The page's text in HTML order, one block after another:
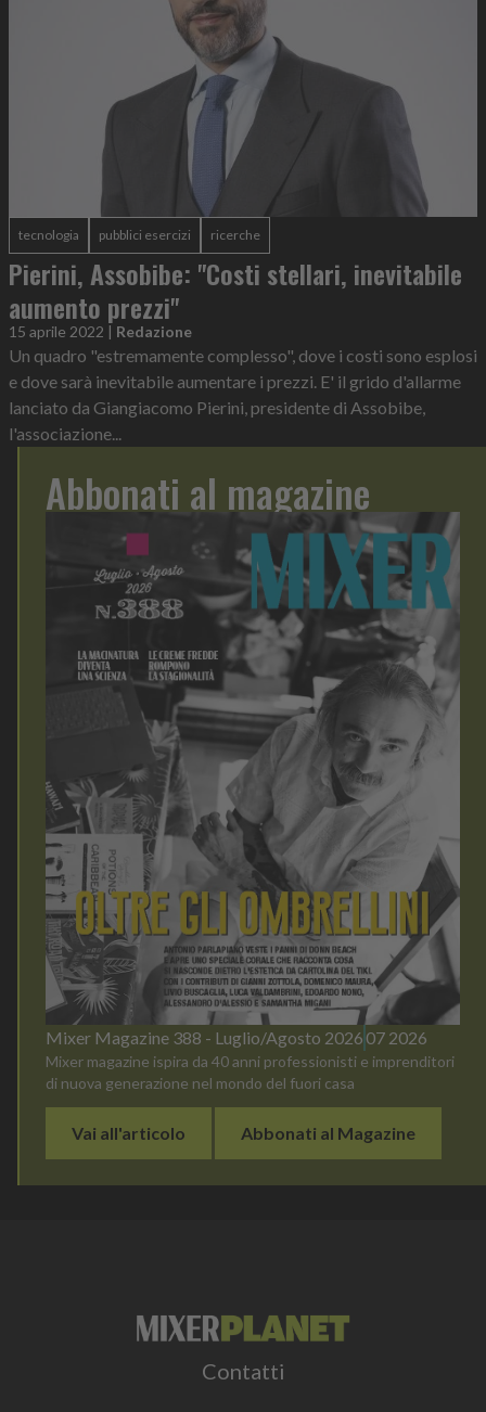
tecnologia pubblici esercizi ricerche
Pierini, Assobibe: "Costi stellari, inevitabile
aumento prezzi"
15 aprile 2022 | Redazione
Un quadro "estremamente complesso", dove i costi sono esplosi
e dove sarà inevitabile aumentare i prezzi. E' il grido d'allarme
lanciato da Giangiacomo Pierini, presidente di Assobibe,
l'associazione...
Abbonati al magazine
Mixer Magazine 388 - Luglio/Agosto 2026 07 2026
Mixer magazine ispira da 40 anni professionisti e imprenditori
di nuova generazione nel mondo del fuori casa
Vai all'articolo Abbonati al Magazine
Contatti